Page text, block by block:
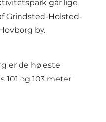
går lige
Grindsted-Holsted-
by.
er de højeste
og 103 meter